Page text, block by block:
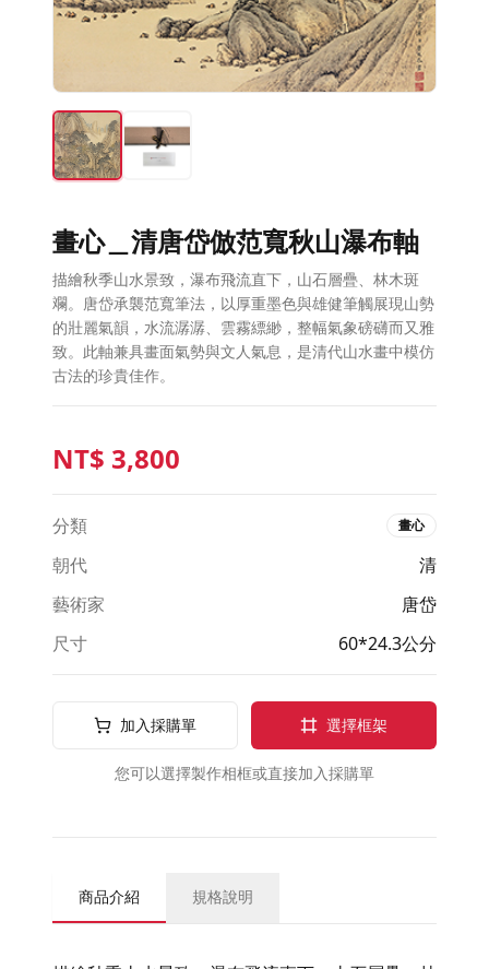
畫心＿清唐岱倣范寬秋山瀑布軸
描繪秋季山水景致，瀑布飛流直下，山石層疊、林木斑
斕。唐岱承襲范寬筆法，以厚重墨色與雄健筆觸展現山勢
的壯麗氣韻，水流潺潺、雲霧縹緲，整幅氣象磅礴而又雅
致。此軸兼具畫面氣勢與文人氣息，是清代山水畫中模仿
古法的珍貴佳作。
NT$ 3,800
分類 畫心
朝代
清
藝術家
唐岱
尺寸
60*24.3公分
加入採購單 選擇框架
您可以選擇製作相框或直接加入採購單
商品介紹 規格說明